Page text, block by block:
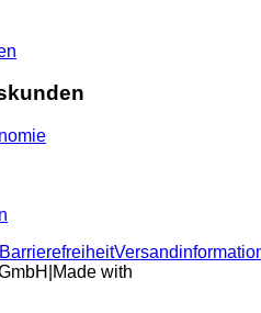
Barrierefreiheit
Made with